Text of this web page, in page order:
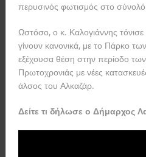
περυσινός φωτισμός στο
Ωστόσο, ο κ. Καλογιάννης
γίνουν κανονικά, με το Πάρκο
εξέχουσα θέση στην περίοδο
Πρωτοχρονιάς με νέες
άλσος του Αλκαζάρ.
Δείτε τι δήλωσε ο Δήμαρχος